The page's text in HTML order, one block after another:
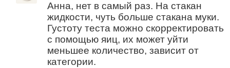
Анна, нет в самый раз. На стакан
жидкости, чуть больше стакана муки.
Густоту теста можно скорректировать
с помощью яиц, их может уйти
меньшее количество, зависит от
категории.